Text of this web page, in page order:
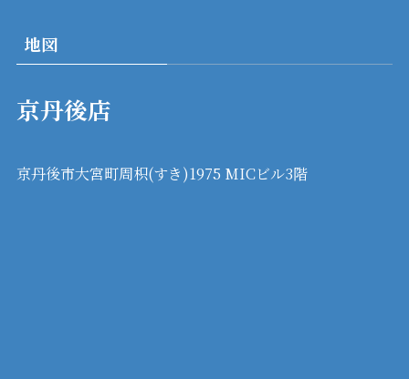
地図
京丹後店
京丹後市大宮町周枳(すき)1975 MICビル3階